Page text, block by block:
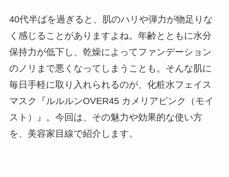
40代半ばを過ぎると、肌のハリや弾力が物足りな
く感じることがありますよね。年齢とともに水分
保持力が低下し、乾燥によってファンデーション
のノリまで悪くなってしまうことも。そんな肌に
毎日手軽に取り入れられるのが、化粧水フェイス
マスク『ルルルンOVER45 カメリアピンク（モイ
スト）』。今回は、その魅力や効果的な使い方
を、美容家目線で紹介します。